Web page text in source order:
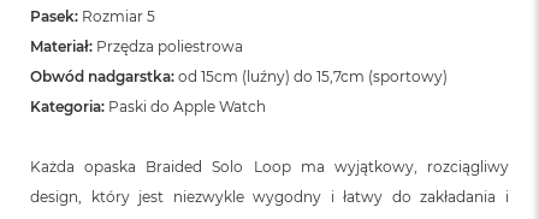
Pasek: Rozmiar 5
Materiał: Przędza poliestrowa
Obwód nadgarstka: od 15cm (luźny) do 15,7cm (sportowy)
Kategoria: Paski do Apple Watch
Każda opaska Braided Solo Loop ma wyjątkowy, rozciągliwy
design, który jest niezwykle wygodny i łatwy do zakładania i